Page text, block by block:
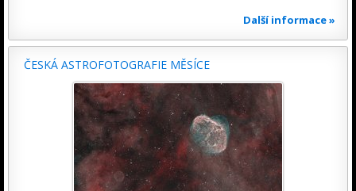
Další informace »
ČESKÁ ASTROFOTOGRAFIE MĚSÍCE